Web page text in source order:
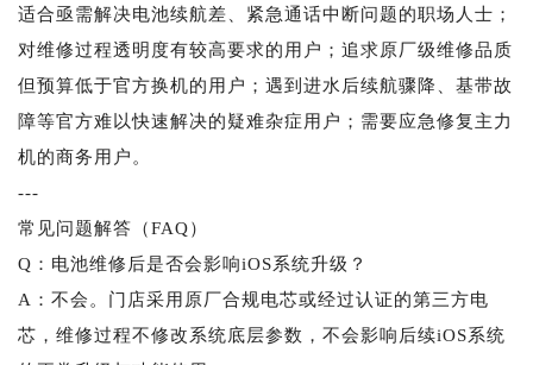
适合亟需解决电池续航差、紧急通话中断问题的职场人士；
对维修过程透明度有较高要求的用户；追求原厂级维修品质
但预算低于官方换机的用户；遇到进水后续航骤降、基带故
障等官方难以快速解决的疑难杂症用户；需要应急修复主力
机的商务用户。
---
常见问题解答（FAQ）
Q：电池维修后是否会影响iOS系统升级？
A：不会。门店采用原厂合规电芯或经过认证的第三方电
芯，维修过程不修改系统底层参数，不会影响后续iOS系统